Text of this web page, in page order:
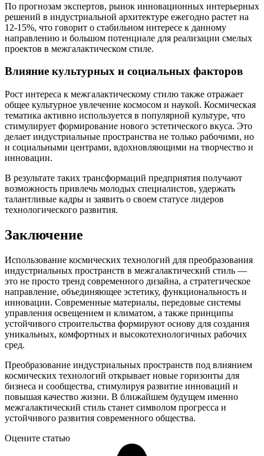
По прогнозам экспертов, рынок инновационных интерьерных
решений в индустриальной архитектуре ежегодно растет на
12-15%, что говорит о стабильном интересе к данному
направлению и большом потенциале для реализации смелых
проектов в межгалактическом стиле.
Влияние культурных и социальных факторов
Рост интереса к межгалактическому стилю также отражает
общее культурное увлечение космосом и наукой. Космическая
тематика активно используется в популярной культуре, что
стимулирует формирование нового эстетического вкуса. Это
делает индустриальные пространства не только рабочими, но
и социальными центрами, вдохновляющими на творчество и
инновации.
В результате таких трансформаций предприятия получают
возможность привлечь молодых специалистов, удержать
талантливые кадры и заявить о своем статусе лидеров
технологического развития.
Заключение
Использование космических технологий для преобразования
индустриальных пространств в межгалактический стиль —
это не просто тренд современного дизайна, а стратегическое
направление, объединяющее эстетику, функциональность и
инновации. Современные материалы, передовые системы
управления освещением и климатом, а также принципы
устойчивого строительства формируют основу для создания
уникальных, комфортных и высокотехнологичных рабочих
сред.
Преобразование индустриальных пространств под влиянием
космических технологий открывает новые горизонты для
бизнеса и сообщества, стимулируя развитие инноваций и
повышая качество жизни. В ближайшем будущем именно
межгалактический стиль станет символом прогресса и
устойчивого развития современного общества.
Оцените статью